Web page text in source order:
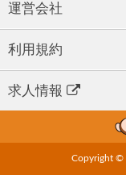
運営会社
利用規約
求人情報
Copyright ©